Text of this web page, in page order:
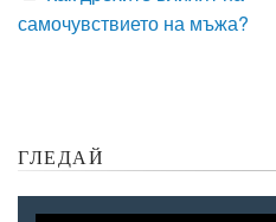
самочувствието на мъжа?
ГЛЕДАЙ